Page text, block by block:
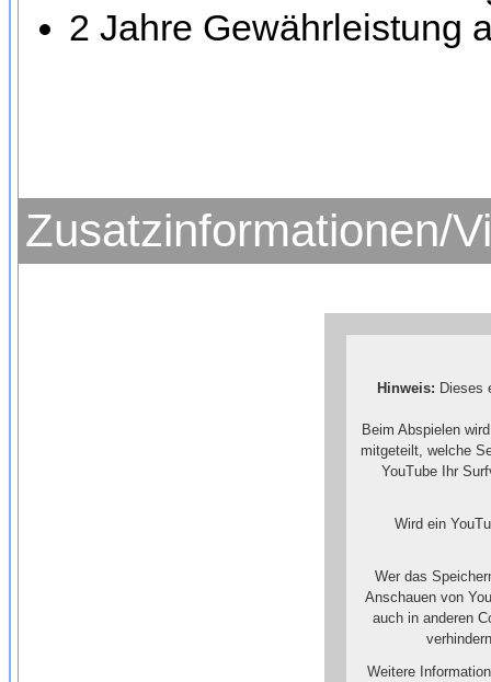
2 Jahre Gewährleistung
Zusatzinformationen/
Hinweis: Dieses
Beim Abspielen
mitgeteilt, welche
YouTube Ihr
Wird ein
Wer das
Anschauen von
auch in anderen
Weitere